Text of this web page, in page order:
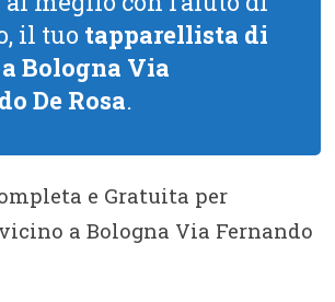
il tuo tapparellista di
Bologna Via
De Rosa.
e Gratuita per
a Bologna Via Fernando